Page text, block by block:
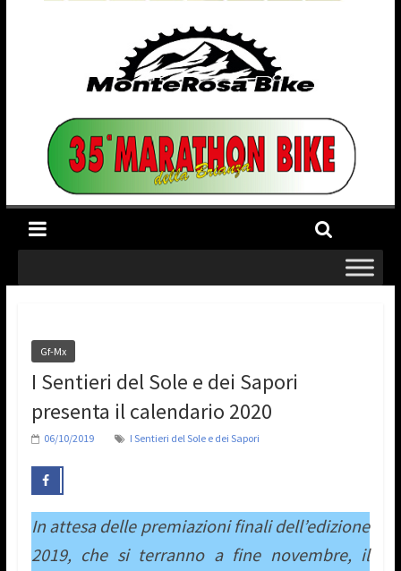
Gf-Mx
I Sentieri del Sole e dei Sapori
presenta il calendario 2020
06/10/2019 I Sentieri del Sole e dei Sapori
In attesa delle premiazioni finali dell’edizione
2019, che si terranno a fine novembre, il